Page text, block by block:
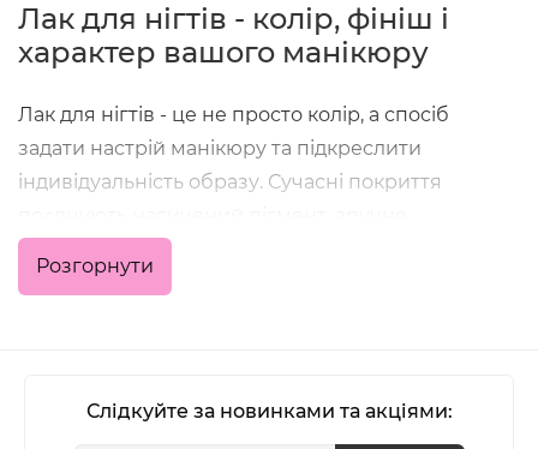
Лак для нігтів - колір, фініш і
характер вашого манікюру
Лак для нігтів - це не просто колір, а спосіб
задати настрій манікюру та підкреслити
індивідуальність образу. Сучасні покриття
нанесення та стійкість, що дозволяє отримати
акуратний результат як у домашніх умовах, так і в
формули з глянцевим або матовим фінішем,
Розгорнути
Слідкуйте за новинками та акціями: